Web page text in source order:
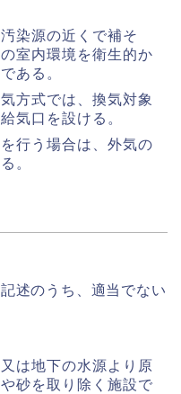
染源の近くで補そ
室内環境を衛生的か
ある。
方式では、換気対象
気口を設ける。
行う場合は、外気の
。
述のうち、適当でない
は地下の水源より原
砂を取り除く施設で